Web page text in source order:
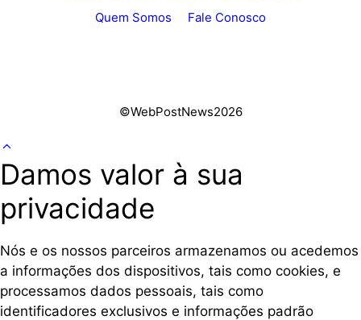
Quem Somos
Fale Conosco
©WebPostNews2026
Damos valor à sua
privacidade
Nós e os nossos parceiros armazenamos ou acedemos
a informações dos dispositivos, tais como cookies, e
processamos dados pessoais, tais como
identificadores exclusivos e informações padrão